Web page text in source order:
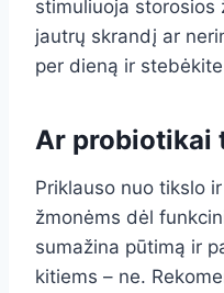
stimuliuoja storosios
jautrų skrandį ar
per dieną ir
Ar probiotikai
Priklauso nuo tikslo
žmonėms dėl
sumažina pūtimą ir
kitiems – ne.